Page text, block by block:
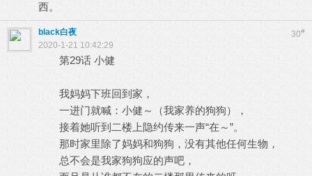
西。
30#
black白夜
2020-1-21 10:42:29
第29话 小健
我妈妈下班回到家，
一进门就喊：小健～（我家养的狗狗），
接着她听到二楼上隐约传来一声“在～”。
那时家里除了妈妈和狗狗，没有其他任何生物，
总不会是我家狗狗应的声吧，